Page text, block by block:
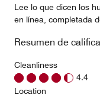
Lee lo que dicen los
en línea, completada
Resumen de
Cleanliness
4.4
Location